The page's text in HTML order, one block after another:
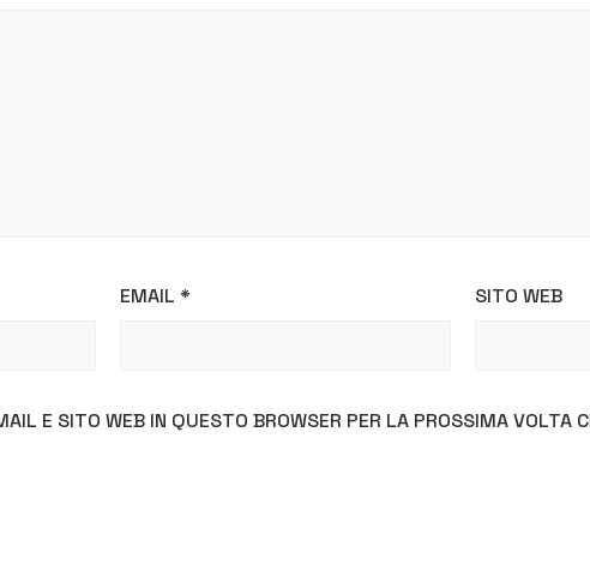
EMAIL * SITO WEB
E SITO WEB IN QUESTO BROWSER PER LA PROSSIMA VOLTA